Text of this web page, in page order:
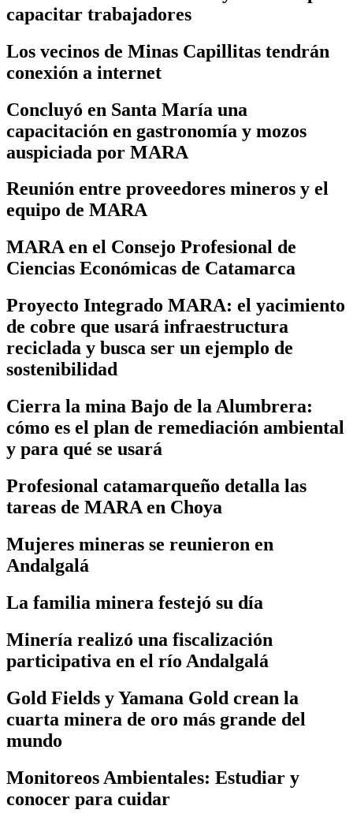
capacitar trabajadores
Los vecinos de Minas Capillitas tendrán
conexión a internet
Concluyó en Santa María una
capacitación en gastronomía y mozos
auspiciada por MARA
Reunión entre proveedores mineros y el
equipo de MARA
MARA en el Consejo Profesional de
Ciencias Económicas de Catamarca
Proyecto Integrado MARA: el yacimiento
de cobre que usará infraestructura
reciclada y busca ser un ejemplo de
sostenibilidad
Cierra la mina Bajo de la Alumbrera:
cómo es el plan de remediación ambiental
y para qué se usará
Profesional catamarqueño detalla las
tareas de MARA en Choya
Mujeres mineras se reunieron en
Andalgalá
La familia minera festejó su día
Minería realizó una fiscalización
participativa en el río Andalgalá
Gold Fields y Yamana Gold crean la
cuarta minera de oro más grande del
mundo
Monitoreos Ambientales: Estudiar y
conocer para cuidar